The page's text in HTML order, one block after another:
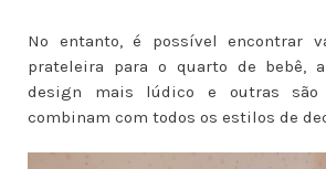
No entanto, é possível encontrar
prateleira para o quarto de bebê,
design mais lúdico e outras
combinam com todos os estilos de